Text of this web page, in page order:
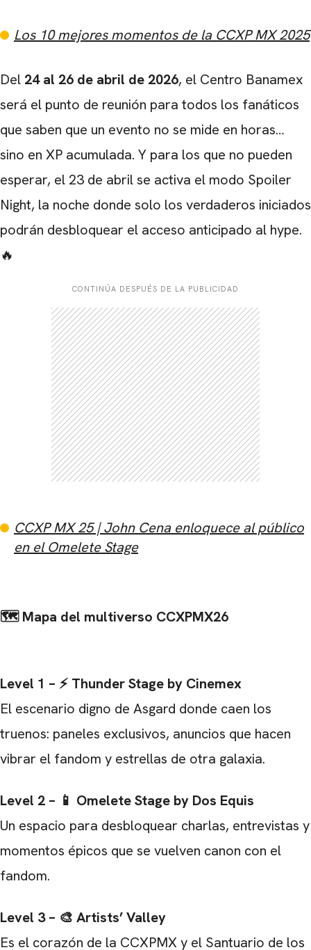
Los 10 mejores momentos de la CCXP MX 2025
Del 24 al 26 de abril de 2026, el Centro Banamex
será el punto de reunión para todos los fanáticos
que saben que un evento no se mide en horas…
sino en XP acumulada. Y para los que no pueden
esperar, el 23 de abril se activa el modo Spoiler
Night, la noche donde solo los verdaderos iniciados
podrán desbloquear el acceso anticipado al hype.
🔥
CONTINÚA DESPUÉS DE LA PUBLICIDAD
CCXP MX 25 | John Cena enloquece al público
en el Omelete Stage
🗺️ Mapa del multiverso CCXPMX26
Level 1 – ⚡ Thunder Stage by Cinemex
El escenario digno de Asgard donde caen los
truenos: paneles exclusivos, anuncios que hacen
vibrar el fandom y estrellas de otra galaxia.
Level 2 – 📱 Omelete Stage by Dos Equis
Un espacio para desbloquear charlas, entrevistas y
momentos épicos que se vuelven canon con el
fandom.
Level 3 – 🎨 Artists’ Valley
Es el corazón de la CCXPMX y el Santuario de los